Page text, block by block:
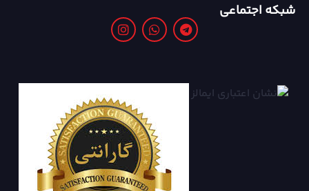
شبکه اجتماعی